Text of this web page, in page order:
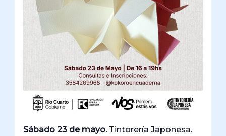
Sábado 23 de mayo.Tintorería Japonesa.